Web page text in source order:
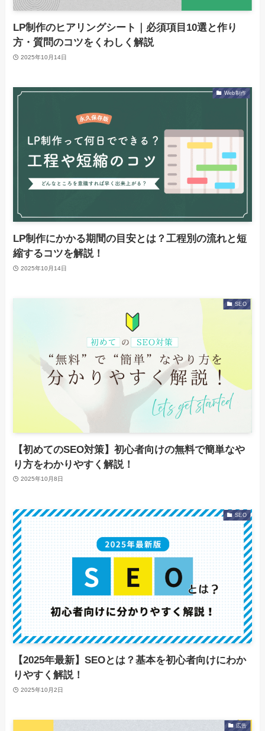
LP制作のヒアリングシート｜必須項目10選と作り
方・質問のコツをくわしく解説
2025年10月14日
Web制作
LP制作にかかる期間の目安とは？工程別の流れと短
縮するコツを解説！
2025年10月14日
SEO
【初めてのSEO対策】初心者向けの無料で簡単なや
り方をわかりやすく解説！
2025年10月8日
SEO
【2025年最新】SEOとは？基本を初心者向けにわか
りやすく解説！
2025年10月2日
広告